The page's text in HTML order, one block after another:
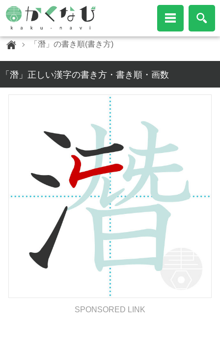
「潛」の書き順(書き方)
「潛」正しい漢字の書き方・書き順・画数
SPONSORED LINK